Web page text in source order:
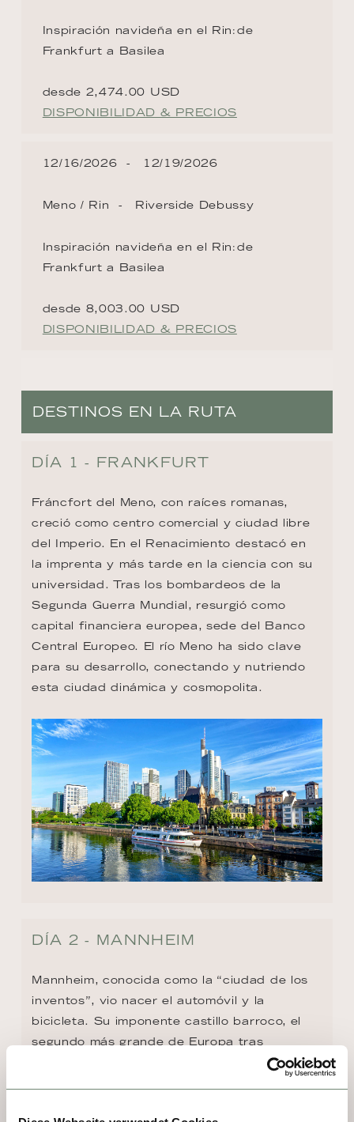
Inspiración navideña en el Rin׃ de
Frankfurt a Basilea
desde 2,474.00 USD
DISPONIBILIDAD & PRECIOS
12/16/2026 12/19/2026
Meno / Rin Riverside Debussy
Inspiración navideña en el Rin׃ de
Frankfurt a Basilea
desde 8,003.00 USD
DISPONIBILIDAD & PRECIOS
DESTINOS EN LA RUTA
DÍA 1 - FRANKFURT
Fráncfort del Meno, con raíces romanas,
creció como centro comercial y ciudad libre
del Imperio. En el Renacimiento destacó en
la imprenta y más tarde en la ciencia con su
universidad. Tras los bombardeos de la
Segunda Guerra Mundial, resurgió como
capital financiera europea, sede del Banco
Central Europeo. El río Meno ha sido clave
para su desarrollo, conectando y nutriendo
esta ciudad dinámica y cosmopolita.
DÍA 2 - MANNHEIM
Mannheim, conocida como la “ciudad de los
inventos”, vio nacer el automóvil y la
bicicleta. Su imponente castillo barroco, el
segundo más grande de Europa tras
Versalles, domina el paisaje junto al Rin. El